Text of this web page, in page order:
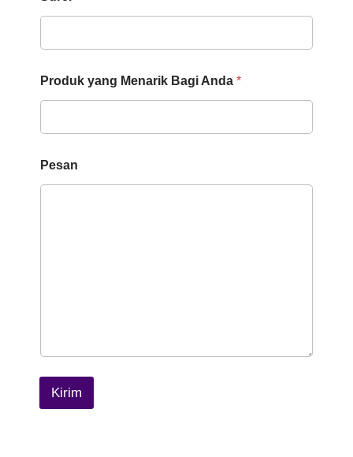
a
P
o
uProduk yang Menarik Bagi Anda *
Pesan
Kirim